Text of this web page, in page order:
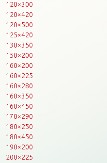
120×300
120×420
120×500
125×420
130×350
150×200
160×200
160×225
160×280
160×350
160×450
170×290
180×250
180×450
190×200
200×225